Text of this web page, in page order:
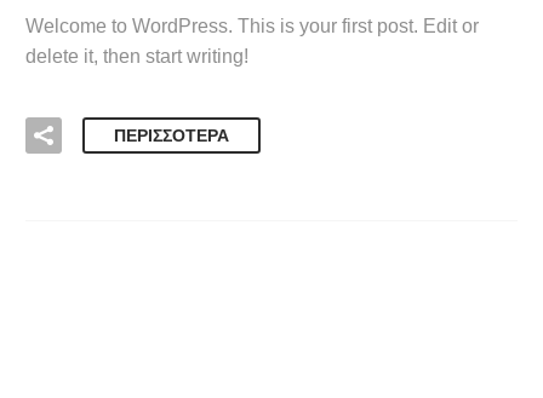
Welcome to WordPress. This is your first post. Edit or
delete it, then start writing!
ΠΕΡΙΣΣΌΤΕΡΑ